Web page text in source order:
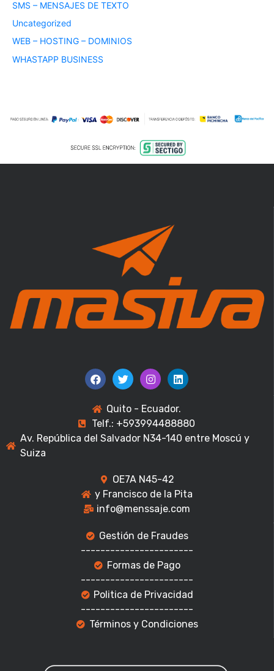
SMS – MENSAJES DE TEXTO
Uncategorized
WEB – HOSTING – DOMINIOS
WHASTAPP BUSINESS
Quito - Ecuador.
Telf.: +593994488880
Av. República del Salvador N34-140 entre Moscú y
Suiza
OE7A N45-42
y Francisco de la Pita
info@menssaje.com
Gestión de Fraudes
-----------------------
Formas de Pago
-----------------------
Politica de Privacidad
-----------------------
Términos y Condiciones